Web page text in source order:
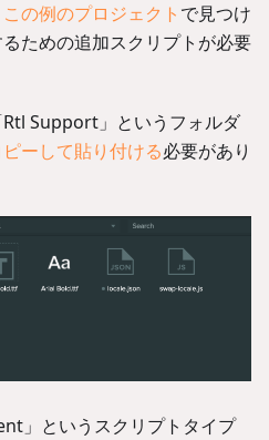
この例のプロジェクト で見つけ
ための追加スクリプトが必要
Support」というフォルダ
ピーして貼り付ける必要があり
」というスクリプトタイプ